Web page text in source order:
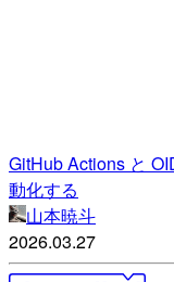
GitHub Actions と
動化する
山本暁斗
2026.03.27